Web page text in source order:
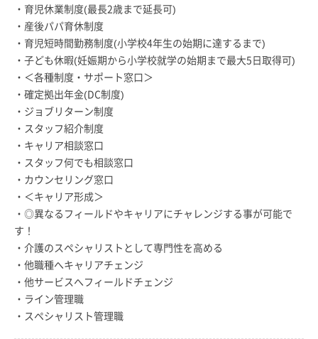
・育児休業制度(最長2歳まで延長可)
・産後パパ育休制度
・育児短時間勤務制度(小学校4年生の始期に達するまで)
・子ども休暇(妊娠期から小学校就学の始期まで最大5日取得可)
・＜各種制度・サポート窓口＞
・確定拠出年金(DC制度)
・ジョブリターン制度
・スタッフ紹介制度
・キャリア相談窓口
・スタッフ何でも相談窓口
・カウンセリング窓口
・＜キャリア形成＞
・◎異なるフィールドやキャリアにチャレンジする事が可能で
す！
・介護のスペシャリストとして専門性を高める
・他職種へキャリアチェンジ
・他サービスへフィールドチェンジ
・ライン管理職
・スペシャリスト管理職